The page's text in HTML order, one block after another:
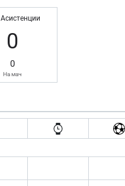
Асистенции
0
0
На мач